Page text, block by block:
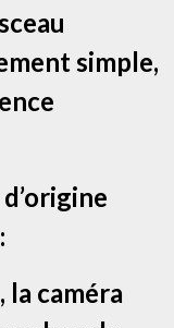
simple,
la caméra